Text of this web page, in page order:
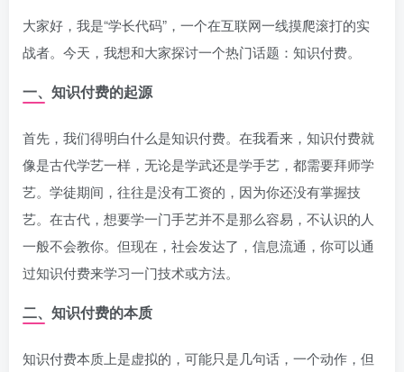
大家好，我是“学长代码”，一个在互联网一线摸爬滚打的实
战者。今天，我想和大家探讨一个热门话题：知识付费。
一、知识付费的起源
首先，我们得明白什么是知识付费。在我看来，知识付费就
像是古代学艺一样，无论是学武还是学手艺，都需要拜师学
艺。学徒期间，往往是没有工资的，因为你还没有掌握技
艺。在古代，想要学一门手艺并不是那么容易，不认识的人
一般不会教你。但现在，社会发达了，信息流通，你可以通
过知识付费来学习一门技术或方法。
二、知识付费的本质
知识付费本质上是虚拟的，可能只是几句话，一个动作，但